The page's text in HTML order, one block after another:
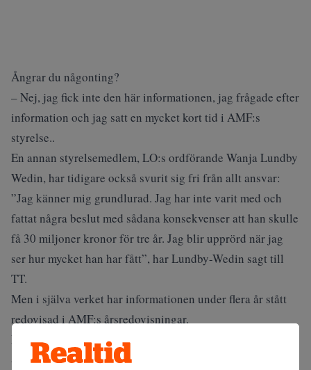
Ångrar du någonting?
– Nej, jag fick inte den här informationen, jag frågade efter
information och jag satt en mycket kort tid i AMF:s
styrelse..
En annan styrelsemedlem, LO:s ordförande Wanja Lundby
Wedin, har tidigare också svurit sig fri från allt ansvar:
”Jag känner mig grundlurad. Jag har inte varit med och
fattat några beslut med sådana konsekvenser att han skulle
få 30 miljoner kronor för tre år. Jag blir upprörd när jag
ser hur mycket han har fått”, har Lundby-Wedin sagt till
TT.
Men i själva verket har informationen under flera år stått
redovisad i AMF:s årsredovisningar.
Ebba Lindsö är civilekonom från Handelshögskolan i
Stockholm och har även varit med i Kristdemokraternas